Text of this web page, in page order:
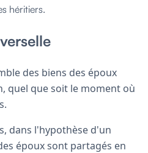
héritiers.
des biens des époux
quel que soit le moment où
dans l'hypothèse d'un
époux sont partagés en